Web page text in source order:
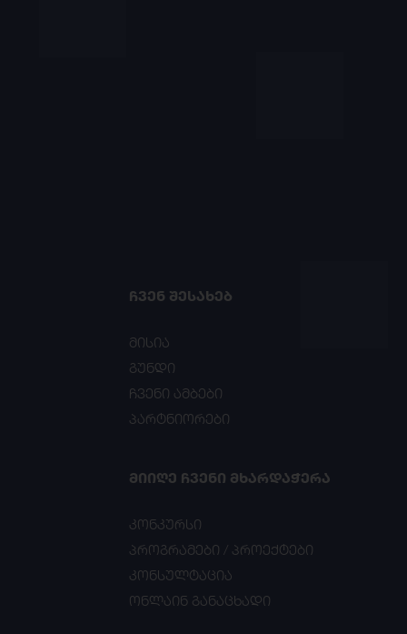
ᲩᲕᲔᲜ ᲨᲔᲡᲐᲮᲔᲑ
მისია
გუნდი
ჩვენი ამბები
პარტნიორები
ᲛᲘᲘᲦᲔ ᲩᲕᲔᲜᲘ ᲛᲮᲐᲠᲓᲐᲭᲔᲠᲐ
კონკურსი
პროგრამები / პროექტები
კონსულტაცია
ონლაინ განაცხადი